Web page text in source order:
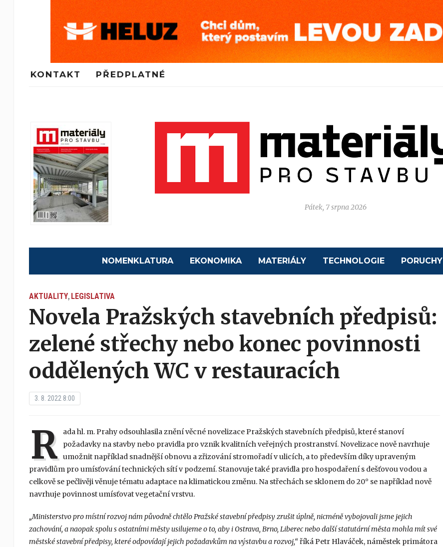
KONTAKT PŘEDPLATNÉ
Pátek, 7 srpna 2026
NOMENKLATURA EKONOMIKA MATERIÁLY TECHNOLOGIE PORUCHY
AKTUALITY, LEGISLATIVA
Novela Pražských stavebních předpisů:
zelené střechy nebo konec povinnosti
oddělených WC v restauracích
3. 8. 2022 8:00
R
ada hl. m. Prahy odsouhlasila znění věcné novelizace Pražských stavebních předpisů, které stanoví
požadavky na stavby nebo pravidla pro vznik kvalitních veřejných prostranství. Novelizace nově navrhuje
umožnit například snadnější obnovu a zřizování stromořadí v ulicích, a to především díky upraveným
pravidlům pro umísťování technických sítí v podzemí. Stanovuje také pravidla pro hospodaření s dešťovou vodou a
celkově se pečlivěji věnuje tématu adaptace na klimatickou změnu. Na střechách se sklonem do 20° se například nově
navrhuje povinnost umísťovat vegetační vrstvu.
„Ministerstvo pro místní rozvoj nám původně chtělo Pražské stavební předpisy zrušit úplně, nicméně vybojovali jsme jejich
zachování, a naopak spolu s ostatními městy usilujeme o to, aby i Ostrava, Brno, Liberec nebo další statutární města mohla mít své
městské stavební předpisy, které odpovídají jejich požadavkům na výstavbu a rozvoj,“ říká Petr Hlaváček, náměstek primátora